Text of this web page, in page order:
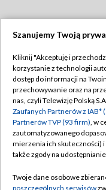
Abonament TVP
Emisja w TVP
Centrum informacji
Naziemna
Rada Programowa
Szanujemy Twoją
Kliknij "Akceptuję i
korzystanie z technologii
dostęp do informacji na
przechowywanie oraz na
nas, czyli Telewizję Polską
Zaufanych Partnerów z IAB*
Partnerów TVP (93 firm), w
zautomatyzowanego
mierzenia ich skuteczności)
także zgody na
Twoje dane osobowe
poszczególnych serwisów